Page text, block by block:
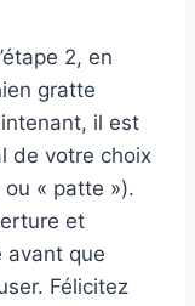
2, en
gratte
il est
de votre choix
« patte »).
et
avant que
Félicitez